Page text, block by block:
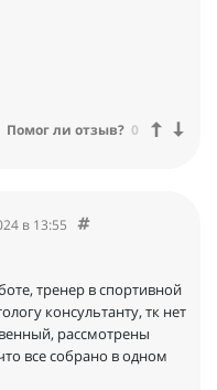
Помог ли отзыв? 0
в 13:55
тренер в спортивной
консультанту, тк нет
рассмотрены
все собрано в одном